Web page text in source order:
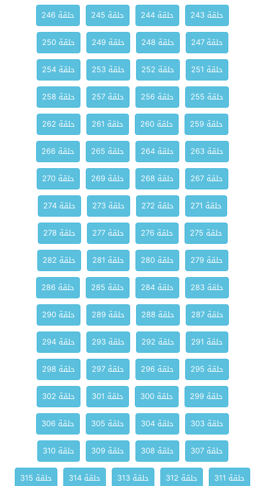
حلقة 243
حلقة 244 حلقة 245
حلقة 246
حلقة 247
حلقة 248 حلقة 249
حلقة 250
حلقة 251
حلقة 252 حلقة 253
حلقة 254
حلقة 255
حلقة 256 حلقة 257
حلقة 258
حلقة 259
حلقة 260 حلقة 261
حلقة 262
حلقة 263
حلقة 264 حلقة 265
حلقة 266
حلقة 267
حلقة 268 حلقة 269
حلقة 270
حلقة 271
حلقة 272 حلقة 273
حلقة 274
حلقة 275
حلقة 276 حلقة 277
حلقة 278
حلقة 279
حلقة 280 حلقة 281
حلقة 282
حلقة 283
حلقة 284 حلقة 285
حلقة 286
حلقة 287
حلقة 288 حلقة 289
حلقة 290
حلقة 291
حلقة 292 حلقة 293
حلقة 294
حلقة 295
حلقة 296 حلقة 297
حلقة 298
حلقة 299
حلقة 300 حلقة 301
حلقة 302
حلقة 303
حلقة 304 حلقة 305
حلقة 306
حلقة 307
حلقة 308 حلقة 309
حلقة 310
حلقة 311
حلقة 312 حلقة 313 حلقة 314
حلقة 315